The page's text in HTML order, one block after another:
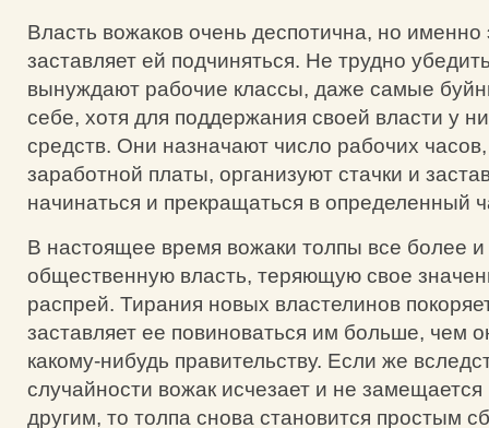
Власть вожаков очень деспотична, но именно
заставляет ей подчиняться. Не трудно
вынуждают рабочие классы, даже самые
себе, хотя для поддержания своей власти у
средств. Они назначают число рабочих
заработной платы, организуют стачки и
начинаться и прекращаться в определенный
В настоящее время вожаки толпы все более
общественную власть, теряющую свое
распрей. Тирания новых властелинов
заставляет ее повиноваться им больше, чем
какому-нибудь правительству. Если же
случайности вожак исчезает и не
другим, то толпа снова становится простым